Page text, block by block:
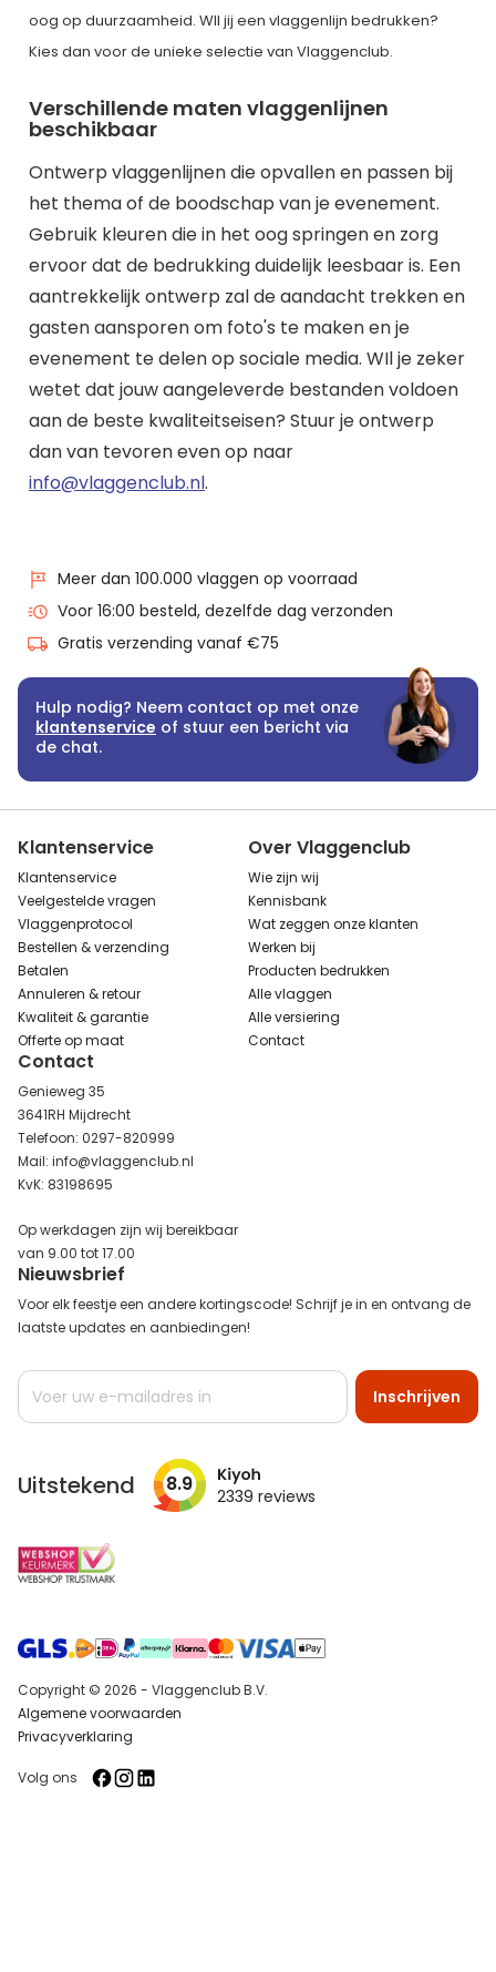
oog op duurzaamheid. WIl jij een vlaggenlijn bedrukken?
Kies dan voor de unieke selectie van Vlaggenclub.
Verschillende maten vlaggenlijnen
beschikbaar
Ontwerp vlaggenlijnen die opvallen en passen bij
het thema of de boodschap van je evenement.
Gebruik kleuren die in het oog springen en zorg
ervoor dat de bedrukking duidelijk leesbaar is. Een
aantrekkelijk ontwerp zal de aandacht trekken en
gasten aansporen om foto's te maken en je
evenement te delen op sociale media. WIl je zeker
wetet dat jouw aangeleverde bestanden voldoen
aan de beste kwaliteitseisen? Stuur je ontwerp
dan van tevoren even op naar
info@vlaggenclub.nl.
Meer dan 100.000 vlaggen op voorraad
Voor 16:00 besteld, dezelfde dag verzonden
Gratis verzending vanaf €75
Hulp nodig? Neem contact op met onze
klantenservice of stuur een bericht via
de chat.
Klantenservice
Klantenservice
Veelgestelde vragen
Vlaggenprotocol
Bestellen & verzending
Betalen
Annuleren & retour
Kwaliteit & garantie
Offerte op maat
Over Vlaggenclub
Wie zijn wij
Kennisbank
Wat zeggen onze klanten
Werken bij
Producten bedrukken
Alle vlaggen
Alle versiering
Contact
Contact
Genieweg 35
3641RH Mijdrecht
Telefoon: 0297-820999
Mail: info@vlaggenclub.nl
KvK: 83198695
Op werkdagen zijn wij bereikbaar
van 9.00 tot 17.00
Nieuwsbrief
Voor elk feestje een andere kortingscode! Schrijf je in en ontvang de
laatste updates en aanbiedingen!
Abonneer
op
Inschrijven
Uitstekend 8.9 2339 reviews
Copyright © 2026 - Vlaggenclub B.V.
Algemene voorwaarden
Privacyverklaring
Volg ons